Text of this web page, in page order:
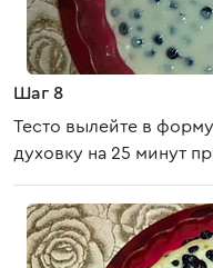
Шаг 8
Тесто вылейте в
духовку на 25 минут